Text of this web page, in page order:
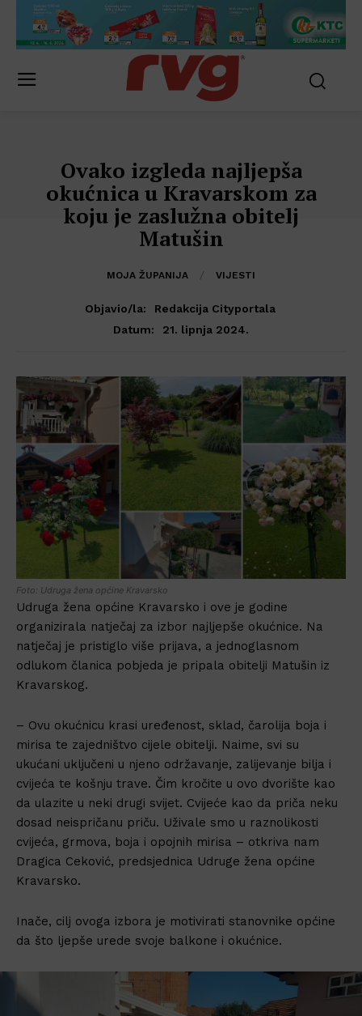
Ovako izgleda najljepša
okućnica u Kravarskom za
koju je zaslužna obitelj
Matušin
MOJA ŽUPANIJA VIJESTI
Objavio/la:
Redakcija Cityportala
Datum:
21. lipnja 2024.
Foto: Udruga žena općine Kravarsko
Udruga žena općine Kravarsko i ove je godine
organizirala natječaj za izbor najljepše okućnice. Na
natječaj je pristiglo više prijava, a jednoglasnom
odlukom članica pobjeda je pripala obitelji Matušin iz
Kravarskog.
– Ovu okućnicu krasi uređenost, sklad, čarolija boja i
mirisa te zajedništvo cijele obitelji. Naime, svi su
ukućani uključeni u njeno održavanje, zalijevanje bilja i
cvijeća te košnju trave. Čim kročite u ovo dvorište kao
da ulazite u neki drugi svijet. Cvijeće kao da priča neku
dosad neispričanu priču. Uživale smo u raznolikosti
cvijeća, grmova, boja i opojnih mirisa – otkriva nam
Dragica Ceković, predsjednica Udruge žena općine
Kravarsko.
Inače, cilj ovoga izbora je motivirati stanovnike općine
da što ljepše urede svoje balkone i okućnice.